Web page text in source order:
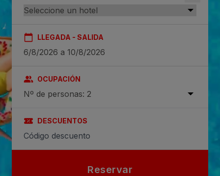
LLEGADA - SALIDA
OCUPACIÓN
Nº de personas: 2
DESCUENTOS
Reservar